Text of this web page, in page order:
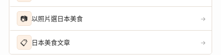
📷 以照片選日本美食 →
📋 日本美食文章 →